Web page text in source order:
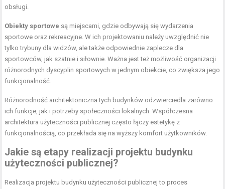
obsługi.
Obiekty sportowe są miejscami, gdzie odbywają się wydarzenia
sportowe oraz rekreacyjne. W ich projektowaniu należy uwzględnić nie
tylko trybuny dla widzów, ale także odpowiednie zaplecze dla
sportowców, jak szatnie i siłownie. Ważna jest też możliwość organizacji
różnorodnych dyscyplin sportowych w jednym obiekcie, co zwiększa jego
funkcjonalność.
Różnorodność architektoniczna tych budynków odzwierciedla zarówno
ich funkcje, jak i potrzeby społeczności lokalnych. Współczesna
architektura użyteczności publicznej często łączy estetykę z
funkcjonalnością, co przekłada się na wyższy komfort użytkowników.
Jakie są etapy realizacji projektu budynku
użyteczności publicznej?
Realizacja projektu budynku użyteczności publicznej to proces